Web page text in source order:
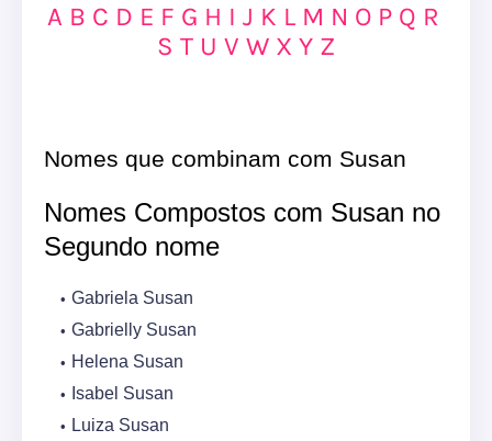
A B C D E F G H I J K L M N O P Q R
S T U V W X Y Z
Nomes que combinam com Susan
Nomes Compostos com Susan no
Segundo nome
Gabriela Susan
Gabrielly Susan
Helena Susan
Isabel Susan
Luiza Susan